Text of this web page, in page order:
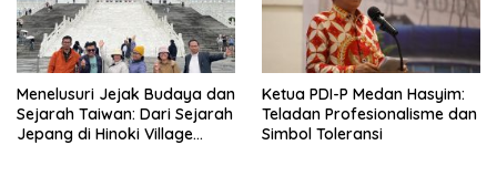
Menelusuri Jejak Budaya dan
Sejarah Taiwan: Dari Sejarah
Jepang di Hinoki Village
Ketua PDI-P Medan Hasyim:
Teladan Profesionalisme dan
Simbol Toleransi